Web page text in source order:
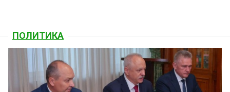
ПОЛИТИКА